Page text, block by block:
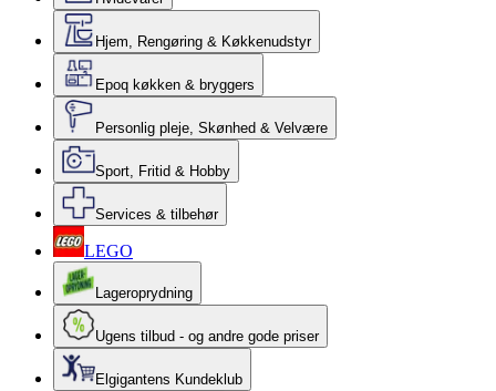
Hjem, Rengøring & Køkkenudstyr
Epoq køkken & bryggers
Personlig pleje, Skønhed & Velvære
Sport, Fritid & Hobby
Services & tilbehør
LEGO
Lageroprydning
Ugens tilbud - og andre gode priser
Elgigantens Kundeklub